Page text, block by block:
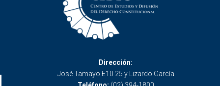
Dirección:
José Tamayo E10 25 y Lizardo García